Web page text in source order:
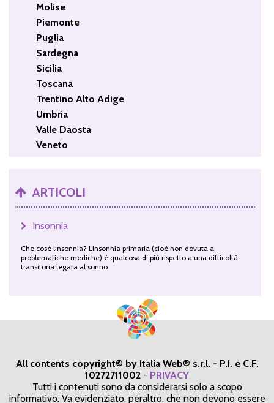
Molise
Piemonte
Puglia
Sardegna
Sicilia
Toscana
Trentino Alto Adige
Umbria
Valle Daosta
Veneto
ARTICOLI
Insonnia
Che cosè linsonnia? Linsonnia primaria (cioè non dovuta a
problematiche mediche) è qualcosa di più rispetto a una difficoltà
transitoria legata al sonno
All contents copyright© by Italia Web® s.r.l. - P.I. e C.F.
10272711002 - PRIVACY
Tutti i contenuti sono da considerarsi solo a scopo
informativo. Va evidenziato, peraltro, che non devono essere